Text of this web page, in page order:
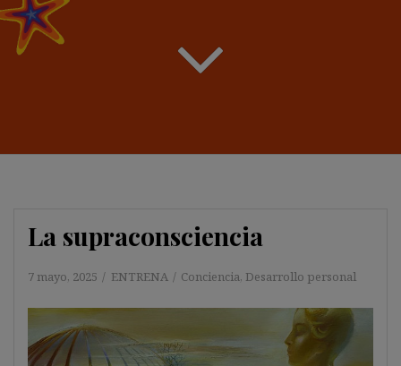
La supraconsciencia
7 mayo, 2025 ENTRENA Conciencia, Desarrollo personal